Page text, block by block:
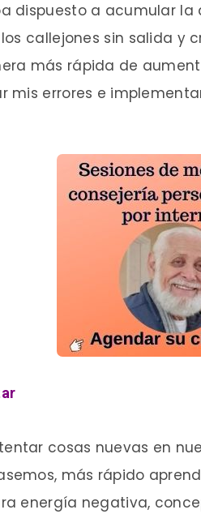
dispuesto a acumular
callejones sin salida y
más rápida de
mis errores e
cosas nuevas en
más rápido
energía negativa,